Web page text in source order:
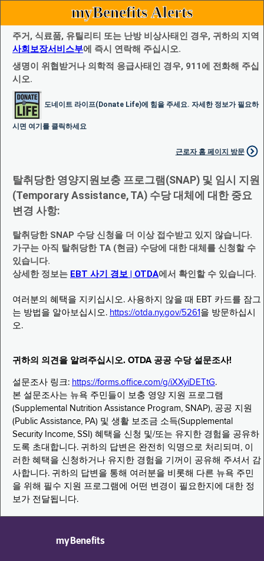
myBenefits Alerts
주거, 식료품, 유틸리티 또는 난방 비상사태인 경우, 귀하의 지역
사회보장서비스부에 즉시 연락해 주십시오.
생명이 위협받거나 의학적 응급사태인 경우, 911에 전화해 주십
시오.
도네이트 라이프(Donate Life)에 힘을 주세요. 자세한 정보가 필요하
시면 여기를 클릭하세요
근로자 홈 페이지 방문
탈취당한 영양지원보충 프로그램(SNAP) 및 임시 지원
(Temporary Assistance, TA) 수당 대체에 대한 중요
변경 사항:
탈취당한 SNAP 수당 신청을 더 이상 접수받고 있지 않습니다.
가구는 아직 탈취당한 TA (현금) 수당에 대한 대체를 신청할 수
있습니다.
상세한 정보는 EBT 사기 경보 | OTDA에서 확인할 수 있습니다.
여러분의 혜택을 지키십시오. 사용하지 않을 때 EBT 카드를 잠그
는 방법을 알아보십시오. https://otda.ny.gov/5261 을 방문하십시
오.
귀하의 의견을 알려주십시오. OTDA 공공 수당 설문조사!
설문조사 링크: https://forms.office.com/g/iXXyiDETtG.
본 설문조사는 뉴욕 주민들이 보충 영양 지원 프로그램
(Supplemental Nutrition Assistance Program, SNAP), 공공 지원
(Public Assistance, PA) 및 생활 보조금 소득(Supplemental
Security Income, SSI) 혜택을 신청 및/또는 유지한 경험을 공유하
도록 초대합니다. 귀하의 답변은 완전히 익명으로 처리되며, 이
러한 혜택을 신청하거나 유지한 경험을 기꺼이 공유해 주셔서 감
사합니다. 귀하의 답변을 통해 여러분을 비롯해 다른 뉴욕 주민
을 위해 필수 지원 프로그램에 어떤 변경이 필요한지에 대한 정
보가 전달됩니다.
myBenefits